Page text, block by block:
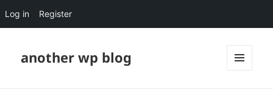
Log in Register
another wp blog